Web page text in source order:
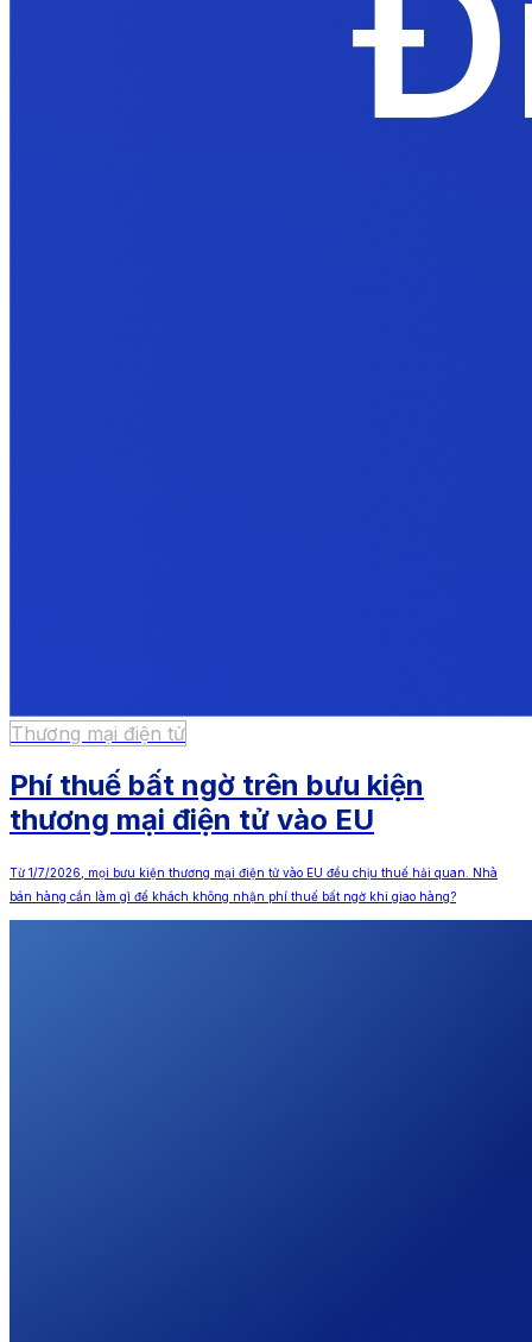
Thương mại điện tử
Phí thuế bất ngờ trên bưu kiện
thương mại điện tử vào EU
Từ 1/7/2026, mọi bưu kiện thương mại điện tử vào EU đều chịu thuế hải quan. Nhà
bán hàng cần làm gì để khách không nhận phí thuế bất ngờ khi giao hàng?